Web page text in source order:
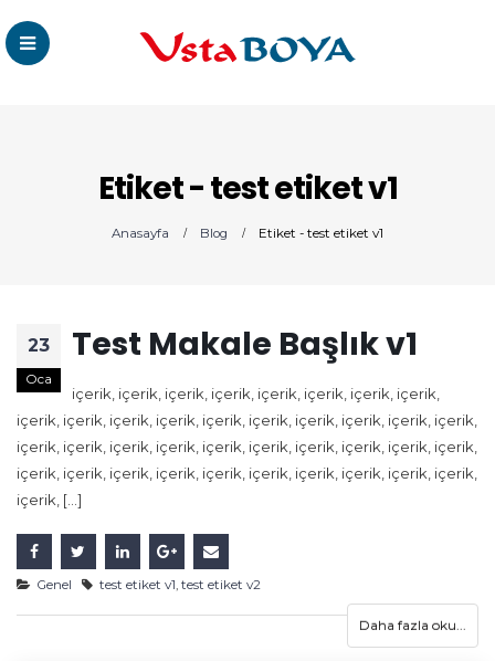
Etiket - test etiket v1
Anasayfa Blog Etiket - test etiket v1
23
Oca
Test Makale Başlık v1
içerik, içerik, içerik, içerik, içerik, içerik, içerik, içerik,
içerik, içerik, içerik, içerik, içerik, içerik, içerik, içerik, içerik, içerik,
içerik, içerik, içerik, içerik, içerik, içerik, içerik, içerik, içerik, içerik,
içerik, içerik, içerik, içerik, içerik, içerik, içerik, içerik, içerik, içerik,
içerik, [...]
Genel test etiket v1 ,test etiket v2
Daha fazla oku...